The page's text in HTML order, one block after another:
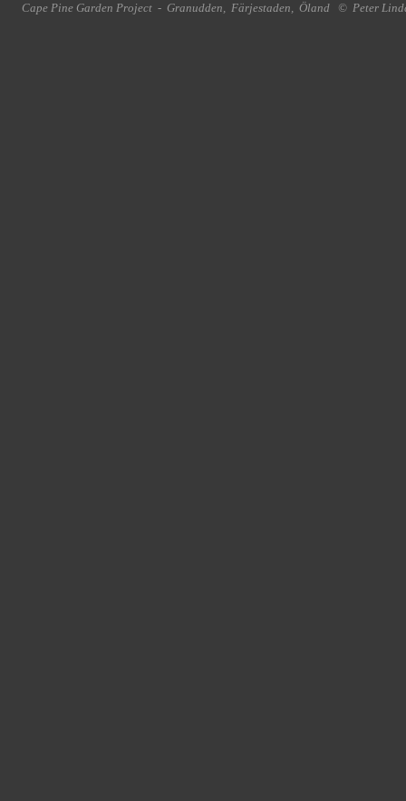
Cape Pine Garden Project - Granudden, Färjestaden, Öland © Peter